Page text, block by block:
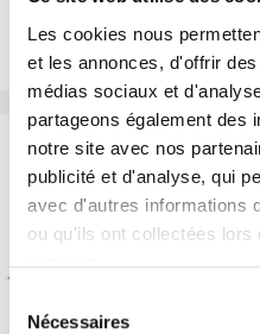
Les cookies nous
et les annonces, d'offrir
médias sociaux et
partageons également des
notre site avec nos
publicité et d'analyse, qui
avec d'autres informations
ou qu'ils ont collectées lors
services.
Nécessaires